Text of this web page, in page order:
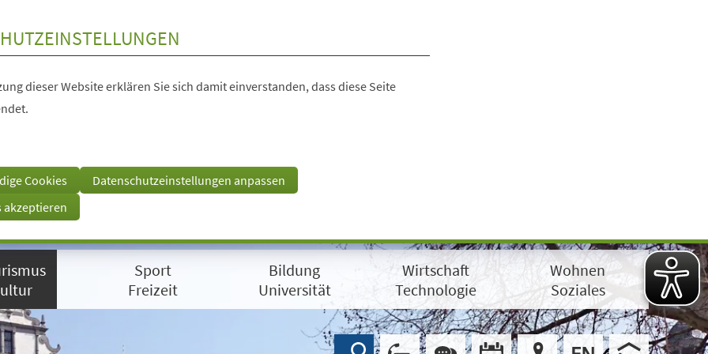
dieser Website erklären Sie sich damit einverstanden, dass diese Seite
Cookies
Datenschutzeinstellungen anpassen
akzeptieren
Sport
Freizeit
Bildung
Universität
Wirtschaft
Technologie
Wohnen
Soziales